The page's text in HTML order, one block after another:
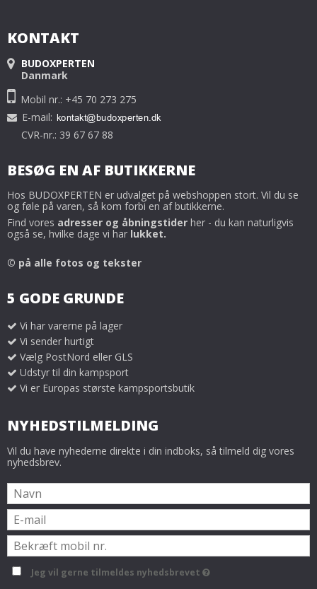
KONTAKT
BUDOXPERTEN
Danmark
Mobil nr.: +45 70 273 275
E-mail:
CVR-nr.: 39 67 67 88
BESØG EN AF BUTIKKERNE
Hos BUDOXPERTEN er udvalget på webshoppen stort. Vil du se
og føle på varen, så kom forbi en af butikkerne.
Find vores adresser og åbningstider her - du kan naturligvis
også se, hvilke dage vi har lukket.
© på alle fotos og tekster
5 GODE GRUNDE
Vi har varerne på lager
Vi sender hurtigt
Vælg PostNord eller GLS
Udstyr til din kampsport
Vi er Europas største kampsportsbutik
NYHEDSTILMELDING
Vil du have nyhederne direkte i din indboks, så tilmeld dig vores
nyhedsbrev.
Jeg vil gerne tilmeldes nyhedsbrevet